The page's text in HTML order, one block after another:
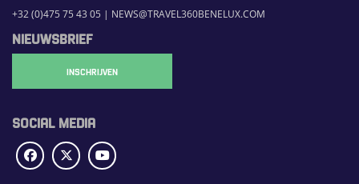
+32 (0)475 75 43 05 | NEWS@TRAVEL360BENELUX.COM
NIEUWSBRIEF
INSCHRIJVEN
SOCIAL MEDIA